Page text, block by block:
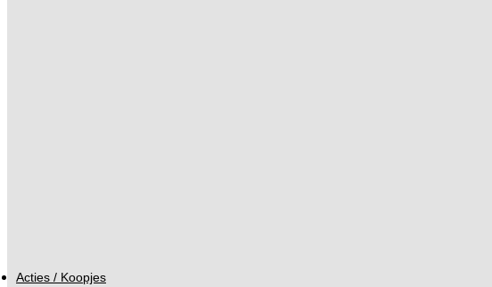
Acties / Koopjes